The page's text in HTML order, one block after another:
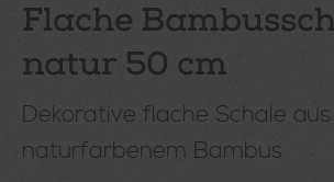
Flache
natur 50 cm
Dekorative flache Schale aus
naturfarbenem Bambus